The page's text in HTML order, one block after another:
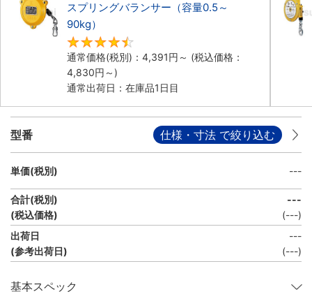
スプリングバランサー（容量0.5～
90kg）
通常価格(税別)： 4,391円 ～ (税込価格：
4,830円 ～)
通常出荷日：在庫品1日目
型番 仕様・寸法 で絞り込む
単価(税別) ---
合計(税別)
(税込価格)
---
(---)
出荷日
(参考出荷日)
---
(---)
基本スペック